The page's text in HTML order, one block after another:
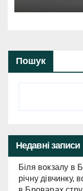
Пошук
Недавні записи
Біля вокзалу в
річну дівчинку,